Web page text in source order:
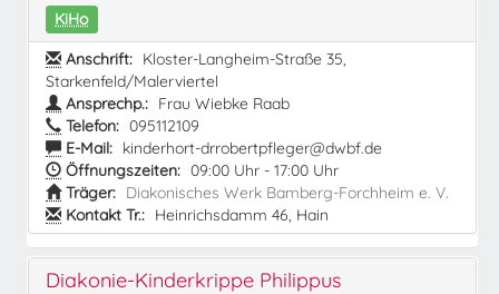
KiHo
Anschrift: Kloster-Langheim-Straße 35,
Starkenfeld/Malerviertel
Ansprechp.: Frau Wiebke Raab
Telefon: 095112109
E-Mail: kinderhort-drrobertpfleger@dwbf.de
Öffnungszeiten: 09:00 Uhr - 17:00 Uhr
Träger: Diakonisches Werk Bamberg-Forchheim e. V.
Kontakt Tr.: Heinrichsdamm 46, Hain
Diakonie-Kinderkrippe Philippus